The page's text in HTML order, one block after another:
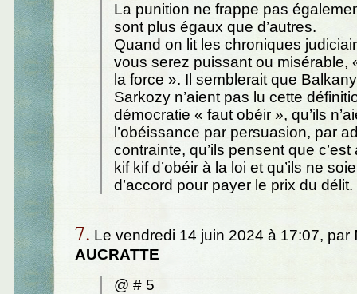
La punition ne frappe pas
sont plus égaux que d’autres.
Quand on lit les chroniques
vous serez puissant ou misérable,
la force ». Il semblerait que
Sarkozy n’aient pas lu cette
démocratie « faut obéir », qu’ils
l’obéissance par persuasion, par
contrainte, qu’ils pensent que
kif kif d’obéir à la loi et qu’ils ne
d’accord pour payer le prix du délit.
7. Le vendredi 14 juin 2024 à 17:07, par
AUCRATTE
@ # 5